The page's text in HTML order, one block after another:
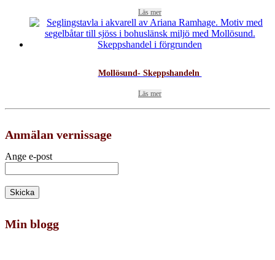
Läs mer
Mollösund- Skeppshandeln
Läs mer
Anmälan vernissage
Ange e-post
Min blogg